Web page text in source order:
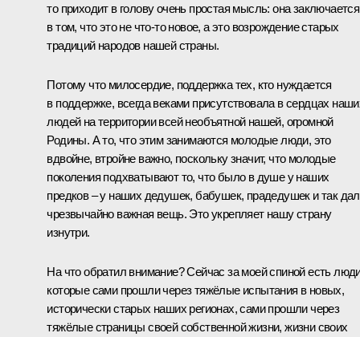
то приходит в голову очень простая мысль: она заключается
в том, что это не что-то новое, а это возрождение старых
традиций народов нашей страны.
Потому что милосердие, поддержка тех, кто нуждается
в поддержке, всегда веками присутствовала в сердцах
людей на территории всей необъятной нашей, огромной
Родины. А то, что этим занимаются молодые люди, это
вдвойне, втройне важно, поскольку значит, что молодые
поколения подхватывают то, что было в душе у наших
предков – у наших дедушек, бабушек, прадедушек и так
чрезвычайно важная вещь. Это укрепляет нашу страну
изнутри.
На что обратил внимание? Сейчас за моей спиной есть
которые сами прошли через тяжёлые испытания в новых,
исторически старых наших регионах, сами прошли через
тяжёлые страницы своей собственной жизни, жизни своих